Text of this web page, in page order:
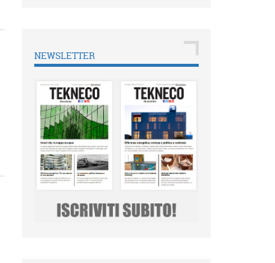
NEWSLETTER